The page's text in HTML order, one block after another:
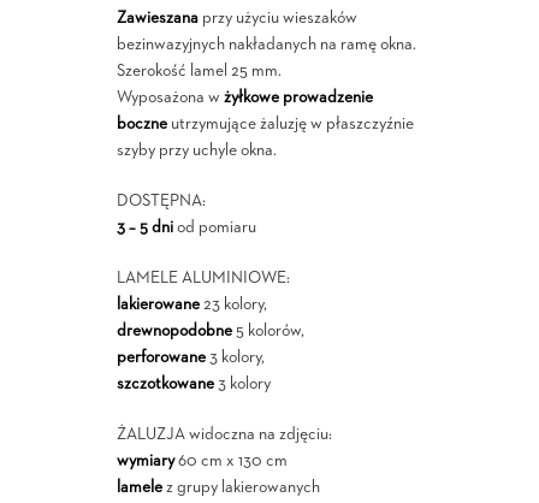
Zawieszanaprzy użyciu wieszaków
bezinwazyjnych nakładanych na ramę okna.
Szerokość lamel 25 mm.
Wyposażona w żyłkowe prowadzenie
boczneutrzymujące żaluzję w płaszczyźnie
szyby przy uchyle okna.
DOSTĘPNA:
3 – 5 dniod pomiaru
LAMELE ALUMINIOWE:
lakierowane23 kolory,
drewnopodobne5 kolorów,
perforowane3 kolory,
szczotkowane3 kolory
ŻALUZJA widoczna na zdjęciu:
wymiary60 cm x 130 cm
lamelez grupy lakierowanych